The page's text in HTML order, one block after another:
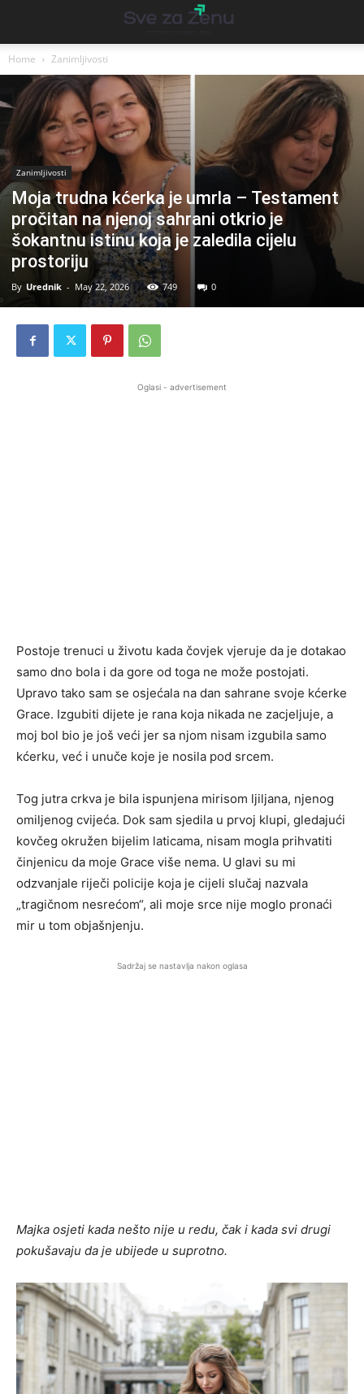
Home Zanimljivosti
Zanimljivosti
Moja trudna kćerka je umrla – Testament
pročitan na njenoj sahrani otkrio je
šokantnu istinu koja je zaledila cijelu
prostoriju
By Urednik - May 22, 2026 749 0
Oglasi - advertisement
Postoje trenuci u životu kada čovjek vjeruje da je dotakao
samo dno bola i da gore od toga ne može postojati.
Upravo tako sam se osjećala na dan sahrane svoje kćerke
Grace. Izgubiti dijete je rana koja nikada ne zacjeljuje, a
moj bol bio je još veći jer sa njom nisam izgubila samo
kćerku, već i unuče koje je nosila pod srcem.
Tog jutra crkva je bila ispunjena mirisom ljiljana, njenog
omiljenog cvijeća. Dok sam sjedila u prvoj klupi, gledajući
kovčeg okružen bijelim laticama, nisam mogla prihvatiti
činjenicu da moje Grace više nema. U glavi su mi
odzvanjale riječi policije koja je cijeli slučaj nazvala
„tragičnom nesrećom“, ali moje srce nije moglo pronaći
mir u tom objašnjenju.
Sadržaj se nastavlja nakon oglasa
Majka osjeti kada nešto nije u redu, čak i kada svi drugi
pokušavaju da je ubijede u suprotno.